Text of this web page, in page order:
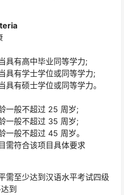
具有高中毕业同等学力;
具有学士学位或同等学力;
有硕士学位或同等学力。
一般不超过 25 周岁;
一般不超过 35 周岁;
一般不超过 45 周岁。
需符合该项目具体要求
需至少达到汉语水平考试四级
到